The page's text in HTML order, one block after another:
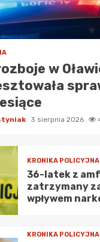
w
3 sierpnia 2026
KRONIKA POLICYJNA
36-latek z
zatrzymany
wpływem
KRONIKA POLICYJNA